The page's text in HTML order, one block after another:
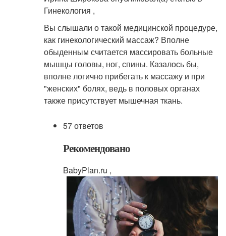
Гинекология ,
Вы слышали о такой медицинской процедуре,
как гинекологический массаж? Вполне
обыденным считается массировать больные
мышцы головы, ног, спины. Казалось бы,
вполне логично прибегать к массажу и при
"женских" болях, ведь в половых органах
также присутствует мышечная ткань.
57 ответов
Рекомендовано
BabyPlan.ru ,